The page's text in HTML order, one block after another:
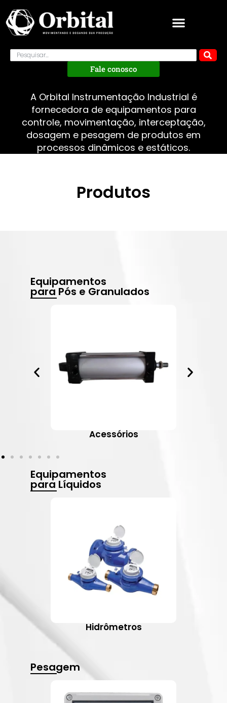
Fale conosco
A Orbital Instrumentação Industrial é
fornecedora de equipamentos para
controle, movimentação, interceptação,
dosagem e pesagem de produtos em
processos dinâmicos e estáticos.
Produtos
Equipamentos
para Pós e Granulados
Acessórios
Equipamentos
para Líquidos
Hidrômetros
Pesagem